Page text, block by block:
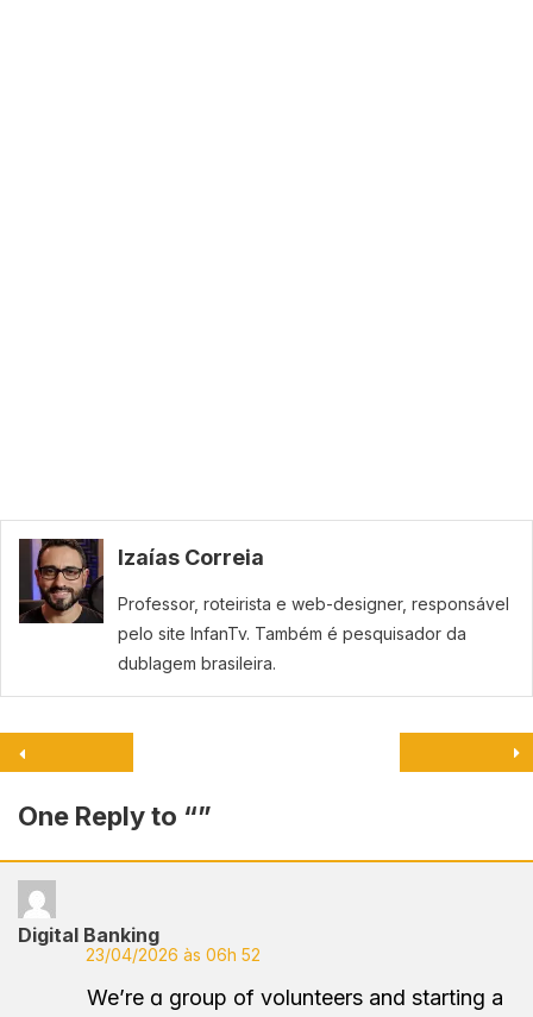
Izaías Correia
Professor, roteirista e web-designer, responsável
pelo site InfanTv. Também é pesquisador da
dublagem brasileira.
One Reply to “”
Digital Banking
23/04/2026 às 06h 52
We’re ɑ group of volunteers and starting a